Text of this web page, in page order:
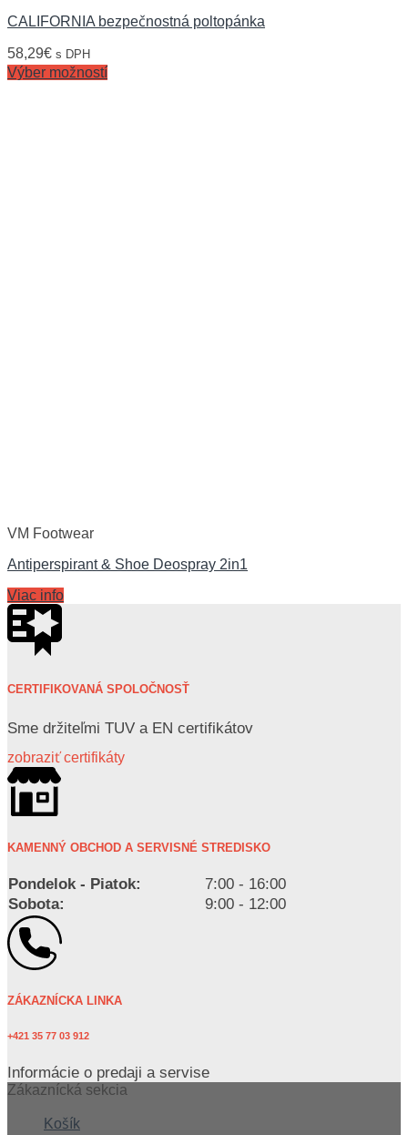
CALIFORNIA bezpečnostná poltopánka
58,29€ s DPH
Výber možností
VM Footwear
Antiperspirant & Shoe Deospray 2in1
Viac info
CERTIFIKOVANÁ SPOLOČNOSŤ
Sme držiteľmi TUV a EN certifikátov
zobraziť certifikáty
KAMENNÝ OBCHOD A SERVISNÉ STREDISKO
Pondelok - Piatok:
7:00 - 16:00
Sobota:
9:00 - 12:00
ZÁKAZNÍCKA LINKA
+421 35 77 03 912
Informácie o predaji a servise
Zákaznícká sekcia
Košík